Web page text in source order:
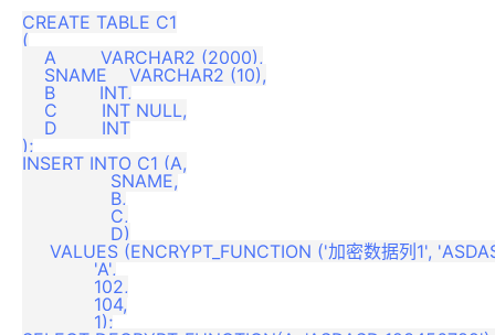
CREATE TABLE C1
(
    A        VARCHAR2 (2000),
    SNAME    VARCHAR2 (10),
    B        INT,
    C        INT NULL,
    D        INT
);
INSERT INTO C1 (A,
                SNAME,
                B,
                C,
                D)
VALUES (ENCRYPT_FUNCTION ('加密数据列1',
             'A',
             102,
             104,
             1);